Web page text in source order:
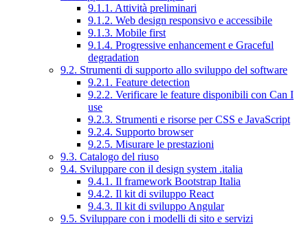
9.1.1. Attività preliminari
9.1.2. Web design responsivo e accessibile
9.1.3. Mobile first
9.1.4. Progressive enhancement e Graceful
degradation
9.2. Strumenti di supporto allo sviluppo del software
9.2.1. Feature detection
9.2.2. Verificare le feature disponibili con Can I
use
9.2.3. Strumenti e risorse per CSS e JavaScript
9.2.4. Supporto browser
9.2.5. Misurare le prestazioni
9.3. Catalogo del riuso
9.4. Sviluppare con il design system .italia
9.4.1. Il framework Bootstrap Italia
9.4.2. Il kit di sviluppo React
9.4.3. Il kit di sviluppo Angular
9.5. Sviluppare con i modelli di sito e servizi